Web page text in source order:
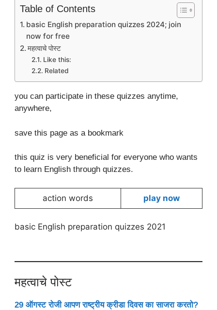
Table of Contents
basic English preparation quizzes 2024; join
now for free
महत्वाचे पोस्ट
Like this:
Related
you can participate in these quizzes anytime,
anywhere,
save this page as a bookmark
this quiz is very beneficial for everyone who wants
to learn English through quizzes.
action words play now
basic English preparation quizzes 2021
महत्वाचे पोस्ट
29 ऑगस्ट रोजी आपण राष्ट्रीय क्रीडा दिवस का साजरा करतो?